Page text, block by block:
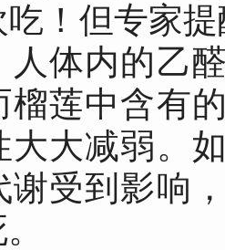
吃！但专家
人体内的乙
榴莲中含有
大大减弱。
谢受到影响